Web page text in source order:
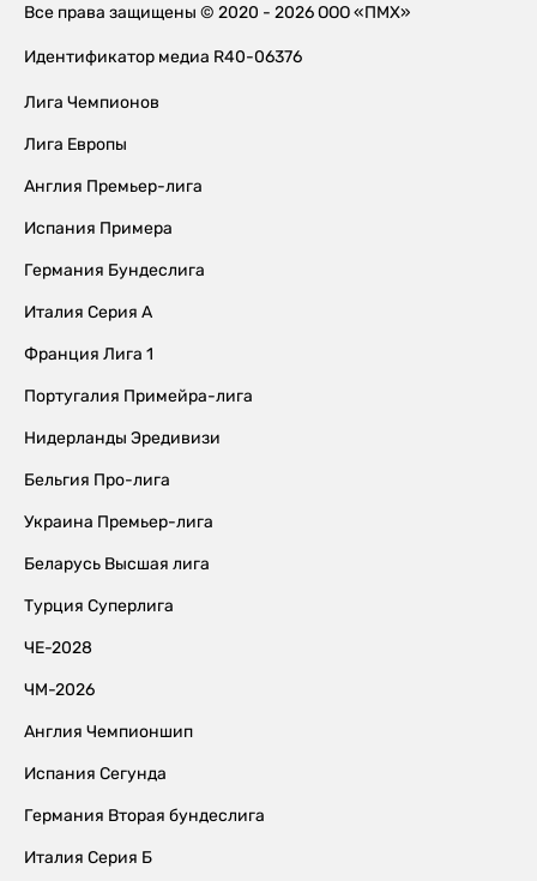
Все права защищены © 2020 - 2026 ООО «ПМХ»
Идентификатор медиа R40-06376
Лига Чемпионов
Лига Европы
Англия Премьер-лига
Испания Примера
Германия Бундеслига
Италия Серия А
Франция Лига 1
Португалия Примейра-лига
Нидерланды Эредивизи
Бельгия Про-лига
Украина Премьер-лига
Беларусь Высшая лига
Турция Суперлига
ЧЕ-2028
ЧМ-2026
Англия Чемпионшип
Испания Сегунда
Германия Вторая бундеслига
Италия Серия Б